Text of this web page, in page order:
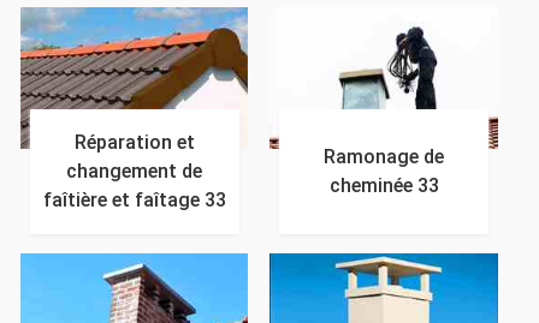
Réparation et
changement de
faîtière et faîtage 33
Ramonage de
cheminée 33